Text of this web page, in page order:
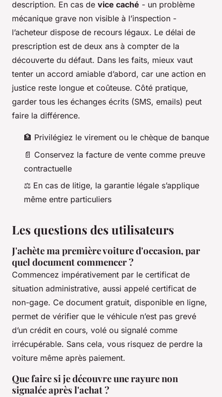
description. En cas de vice caché - un problème
mécanique grave non visible à l’inspection -
l’acheteur dispose de recours légaux. Le délai de
prescription est de deux ans à compter de la
découverte du défaut. Dans les faits, mieux vaut
tenter un accord amiable d’abord, car une action en
justice reste longue et coûteuse. Côté pratique,
garder tous les échanges écrits (SMS, emails) peut
faire la différence.
🏦 Privilégiez le virement ou le chèque de banque
📄 Conservez la facture de vente comme preuve
contractuelle
⚖️ En cas de litige, la garantie légale s’applique
même entre particuliers
Les questions des utilisateurs
J'achète ma première voiture d'occasion, par
quel document commencer ?
Commencez impérativement par le certificat de
situation administrative, aussi appelé certificat de
non-gage. Ce document gratuit, disponible en ligne,
permet de vérifier que le véhicule n’est pas grevé
d’un crédit en cours, volé ou signalé comme
irrécupérable. Sans cela, vous risquez de perdre la
voiture même après paiement.
Que faire si je découvre une rayure non
signalée après l'achat ?